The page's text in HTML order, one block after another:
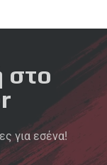
στο
για εσένα!